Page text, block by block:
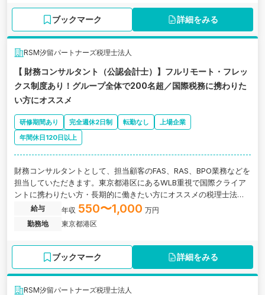
ブックマーク 詳細をみる
RSM汐留パートナーズ税理士法人
【 財務コンサルタント（公認会計士）】フルリモート・フレッ
クス制度あり！グループ全体で200名超／国際税務に携わりた
い方にオススメ
研修期間あり 完全週休2日制 転勤なし
上場企業
年間休日120日以上
財務コンサルタントとして、担当顧客のFAS、RAS、BPO業務などを
担当していただきます。東京都港区にあるWLB重視で国際クライア
ントに携わりたい方・長期的に働きたい方にオススメの税理士法人
の求人です。
給与 年収 550〜1,000 万円
勤務地
東京都港区
ブックマーク 詳細をみる
RSM汐留パートナーズ税理士法人